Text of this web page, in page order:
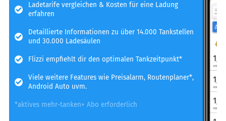
Ladetarife vergleichen & Kosten für eine Ladung
erfahren
Detaillierte Informationen zu über 14.000 Tankstellen
und 30.000 Ladesäulen
Flizzi empfiehlt dir den optimalen Tankzeitpunkt*
Viele weitere Features wie Preisalarm, Routenplaner*,
Android Auto uvm.
*aktives mehr-tanken+ Abo erforderlich